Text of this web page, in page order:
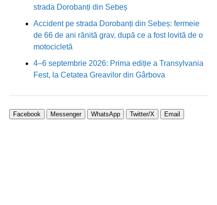
strada Dorobanți din Sebeș
Accident pe strada Dorobanți din Sebeș: fermeie
de 66 de ani rănită grav, după ce a fost lovită de o
motocicletă
4–6 septembrie 2026: Prima ediție a Transylvania
Fest, la Cetatea Greavilor din Gârbova
Facebook Messenger WhatsApp Twitter/X Email